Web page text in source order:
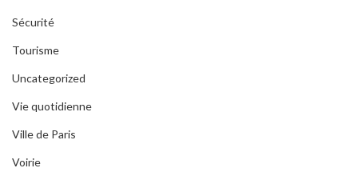
Sécurité
Tourisme
Uncategorized
Vie quotidienne
Ville de Paris
Voirie